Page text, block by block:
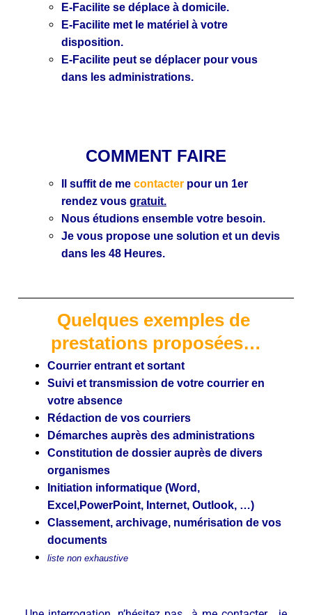
E-Facilite se déplace à domicile.
E-Facilite met le matériel à votre
disposition.
E-Facilite peut se déplacer pour vous
dans les administrations.
COMMENT FAIRE
Il suffit de me contacter pour un 1er
rendez vous gratuit.
Nous étudions ensemble votre besoin.
Je vous propose une solution et un devis
dans les 48 Heures.
Quelques exemples de
prestations proposées…
Courrier entrant et sortant
Suivi et transmission de votre courrier en
votre absence
Rédaction de vos courriers
Démarches auprès des administrations
Constitution de dossier auprès de divers
organismes
Initiation informatique (Word,
Excel,PowerPoint, Internet, Outlook, …)
Classement, archivage, numérisation de vos
documents
liste non exhaustive